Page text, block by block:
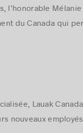
l’honorable
duCanada qui
Lauak
nouveaux